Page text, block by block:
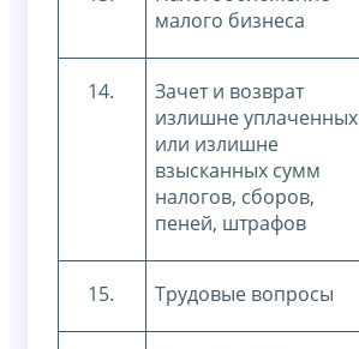
малого бизнеса
14.
Зачет и возврат
излишне уплаченных
или излишне
взысканных сумм
налогов, сборов,
пеней, штрафов
15. Трудовые вопросы